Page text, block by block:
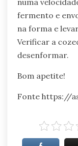
numa
fermento e
na forma e
Verificar a
desenformar.
Bom apetite!
Fonte https://